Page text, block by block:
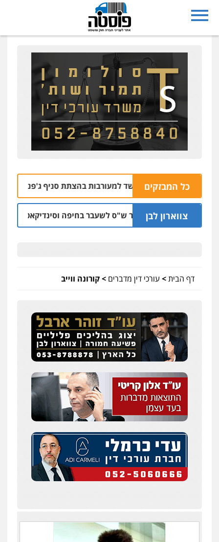
כל המבזקים
רחובות נעצרו בחשד למעורבות בהצתת סניף ג'פניקה
צווארון לבן
כתב אישום: יו"ר ש"ס לשעבר בחיפה וסינדיקאט
דף הבית> עורכי דין מדברים >קורונה ווייב